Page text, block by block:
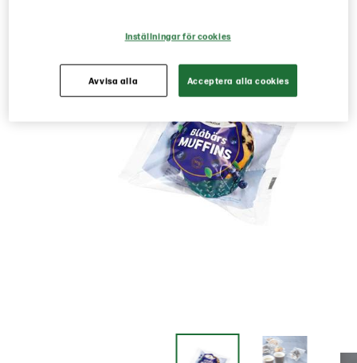
Inställningar för cookies
Avvisa alla Acceptera alla cookies